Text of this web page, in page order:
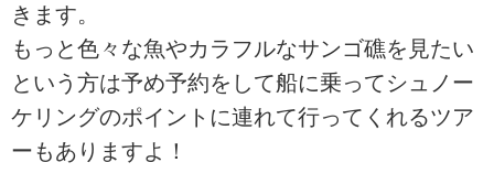
きます。
もっと色々な魚やカラフルなサンゴ礁を見たい
という方は予め予約をして船に乗ってシュノー
ケリングのポイントに連れて行ってくれるツア
ーもありますよ！